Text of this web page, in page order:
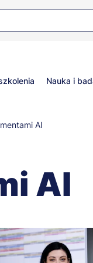
Nauka i
AI
AI